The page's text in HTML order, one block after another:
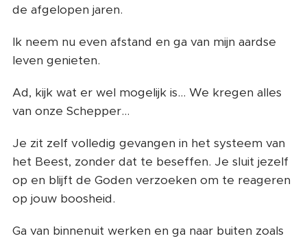
de afgelopen jaren.
Ik neem nu even afstand en ga van mijn aardse
leven genieten.
Ad, kijk wat er wel mogelijk is... We kregen alles
van onze Schepper...
Je zit zelf volledig gevangen in het systeem van
het Beest, zonder dat te beseffen. Je sluit jezelf
op en blijft de Goden verzoeken om te reageren
op jouw boosheid.
Ga van binnenuit werken en ga naar buiten zoals